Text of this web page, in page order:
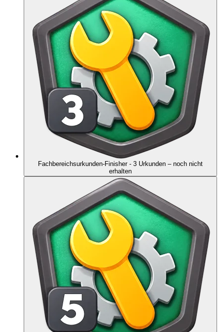
Fachbereichsurkunden-Finisher - 3 Urkunden – noch nicht
erhalten